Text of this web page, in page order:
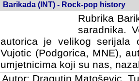
Barikada (INT) - Rock-pop history
Rubrika
saradnika.
autorica je velikog serijala
Vujotic (Podgorica, MNE),
umjetnicima koji su nas,
Autor: Dragutin Matoševic,